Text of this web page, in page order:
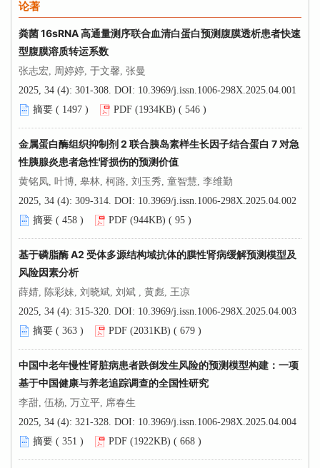
论著
粪菌 16sRNA 高通量测序联合血清白蛋白预测腹膜透析患者快速
型腹膜溶质转运系数
张志宏, 周婷婷, 于文馨, 张曼
2025, 34 (4): 301-308. DOI: 10.3969/j.issn.1006-298X.2025.04.001
摘要 ( 1497 ) PDF (1934KB) ( 546 )
金属蛋白酶组织抑制剂 2 联合胰岛素样生长因子结合蛋白 7 对急
性胰腺炎患者急性肾损伤的预测价值
黄铭凤, 叶博, 皋林, 柯路, 刘玉秀, 童智慧, 李维勤
2025, 34 (4): 309-314. DOI: 10.3969/j.issn.1006-298X.2025.04.002
摘要 ( 458 ) PDF (944KB) ( 95 )
基于磷脂酶 A2 受体多源结构域抗体的膜性肾病缓解预测模型及
风险因素分析
薛婧, 陈彩妹, 刘晓斌, 刘斌 , 黄彪, 王凉
2025, 34 (4): 315-320. DOI: 10.3969/j.issn.1006-298X.2025.04.003
摘要 ( 363 ) PDF (2031KB) ( 679 )
中国中老年慢性肾脏病患者跌倒发生风险的预测模型构建：一项
基于中国健康与养老追踪调查的全国性研究
李甜, 伍杨, 万立平, 席春生
2025, 34 (4): 321-328. DOI: 10.3969/j.issn.1006-298X.2025.04.004
摘要 ( 351 ) PDF (1922KB) ( 668 )